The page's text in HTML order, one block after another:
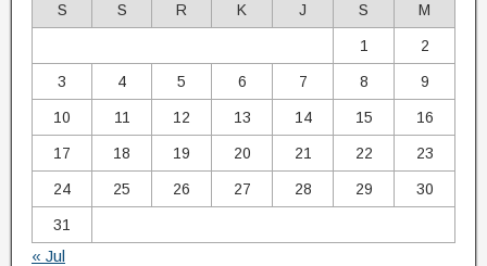
S S R K J S M
1 2
3 4 5 6 7 8 9
10 11 12 13 14 15 16
17 18 19 20 21 22 23
24 25 26 27 28 29 30
31
« Jul